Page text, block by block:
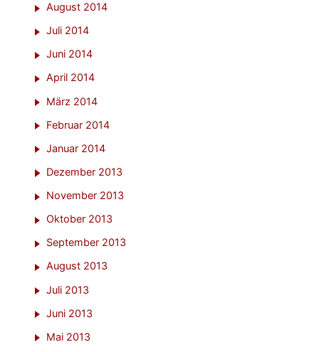
August 2014
Juli 2014
Juni 2014
April 2014
März 2014
Februar 2014
Januar 2014
Dezember 2013
November 2013
Oktober 2013
September 2013
August 2013
Juli 2013
Juni 2013
Mai 2013